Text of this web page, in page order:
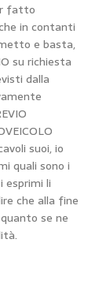
fatto
in contanti
e basta,
su richiesta
dalla
suoi, io
quali sono i
esprimi li
che alla fine
se ne